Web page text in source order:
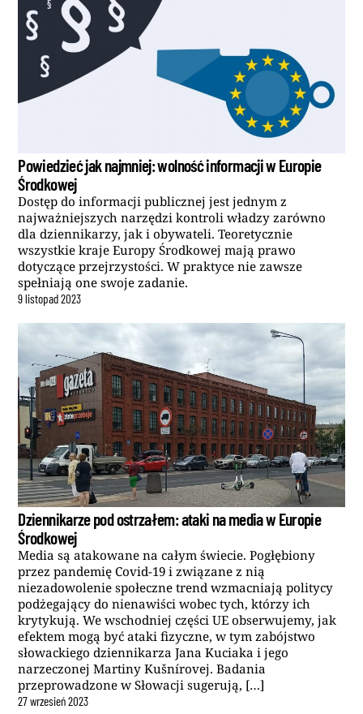
Powiedzieć jak najmniej: wolność informacji w Europie
Środkowej
Dostęp do informacji publicznej jest jednym z
najważniejszych narzędzi kontroli władzy zarówno
dla dziennikarzy, jak i obywateli. Teoretycznie
wszystkie kraje Europy Środkowej mają prawo
dotyczące przejrzystości. W praktyce nie zawsze
spełniają one swoje zadanie.
9listopad2023
Dziennikarze pod ostrzałem: ataki na media w Europie
Środkowej
Media są atakowane na całym świecie. Pogłębiony
przez pandemię Covid-19 i związane z nią
niezadowolenie społeczne trend wzmacniają politycy
podżegający do nienawiści wobec tych, którzy ich
krytykują. We wschodniej części UE obserwujemy, jak
efektem mogą być ataki fizyczne, w tym zabójstwo
słowackiego dziennikarza Jana Kuciaka i jego
narzeczonej Martiny Kušnírovej. Badania
przeprowadzone w Słowacji sugerują, […]
27wrzesień2023